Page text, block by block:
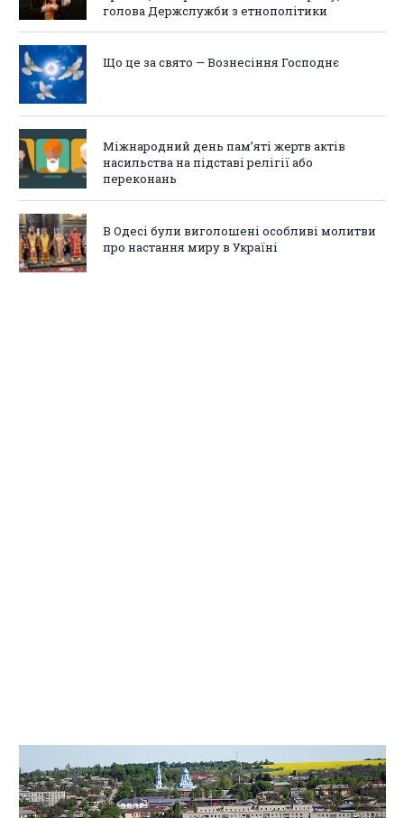
голова Держслужби з етнополітики
Що це за свято — Вознесіння Господнє
Міжнародний день пам’яті жертв актів
насильства на підставі релігії або
переконань
В Одесі були виголошені особливі молитви
про настання миру в Україні